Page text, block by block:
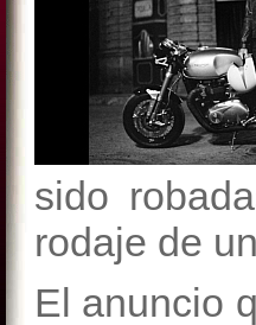
sido
rodaje de
El anuncio